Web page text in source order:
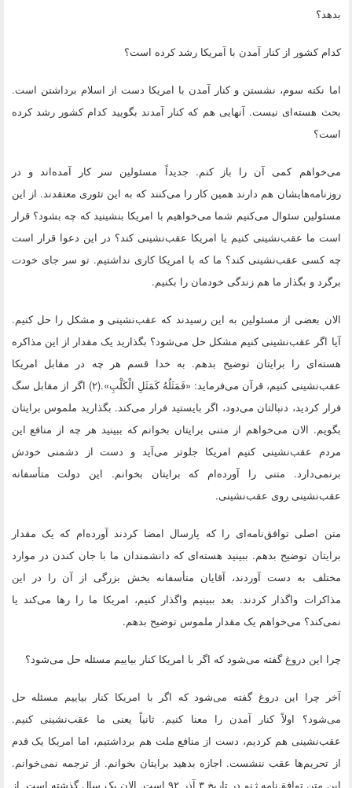
بدهد؟
کدام کشور از کنار آمدن با آمریکا رشد کرده است؟
اما نکته سوم، نشستن و کنار آمدن با امریکا دست از اسلام برداشتن است.
بحث هسته‌ای نیست. آنهایی هم که کنار آمدند بگویید کدام کشور رشد کرده
است؟
می‌خواهم کمی آن را باز کنم. جدیداً مسئولین سر کار آمده‌اند و در
روزنامه‌هایشان هم دارند همین کار را می‌کنند که به این تئوری معتقدند. از این
مسئولین سئوال می‌کنیم شما می‌خواهیم با امریکا بنشینید که چه بشود؟ قرار
است ما عقب‌نشینی کنیم یا امریکا عقب‌نشینی کند؟ در این دعوا قرار است
چه کسی عقب‌نشینی کند؟ ما که با امریکا کاری نداشتیم. تو سر جای خودت
برگرد و بگذار ما هم زندگی خودمان را بکنیم.
الان بعضی از مسئولین به این رسیدند که عقب‌نشینی و مشکل را حل کنیم.
آیا اگر عقب‌نشینی کنیم مشکل حل می‌شود؟ بگذارید یک مقدار از این مذاکره
هسته‌ای را برایتان توضیح بدهم. به خدا قسم هر چه در مقابل امریکا
عقب‌نشینی کنیم، قرآن می‌فرماید: «فَمَثَلُهُ كَمَثَلِ الْكَلْبِ».(۲) اگر از مقابل سگ
فرار کردید، دنبالتان می‌دود، اگر بایستید فرار می‌کند. بگذارید ملموس برایتان
بگویم. الان می‌خواهم از متنی برایتان بخوانم که ببینید هر چه از منافع این
مردم عقب‌نشینی کنیم امریکا جلوتر می‌آید و دست از دشمنی خودش
برنمی‌دارد. متنی را آورده‌ام که برایتان بخوانم. این دولت متأسفانه
عقب‌نشینی روی عقب‌نشینی.
متن اصلی توافق‌نامه‌ای را که پارسال امضا کردند آورده‌ام که یک مقدار
برایتان توضیح بدهم. ببینید هسته‌ای که دانشمندان ما با جان کندن در موارد
مختلف به دست آوردند، آقایان متأسفانه بخش بزرگی از آن را در این
مذاکرات واگذار کردند. بعد ببینیم واگذار کنیم، امریکا ما را رها می‌کند یا
نمی‌کند؟ می‌خواهم یک مقدار ملموس توضیح بدهم.
چرا این دروغ گفته می‌شود که اگر با امریکا کنار بیاییم مسئله حل می‌شود؟
آخر چرا این دروغ گفته می‌شود که اگر با امریکا کنار بیاییم مسئله حل
می‌شود؟ اولاً کنار آمدن را معنا کنیم. ثانیاً یعنی ما عقب‌نشینی کنیم.
عقب‌نشینی هم کردیم، دست از منافع ملت هم برداشتیم، اما امریکا یک قدم
از تحریم‌ها عقب ننشست. اجازه بدهید برایتان بخوانم. از ترجمه نمی‌خوانم.
این متن توافق‌نامه ژنو در تاریخ ۳ آذر ۹۲ است. الان یک سال گذشته است. از